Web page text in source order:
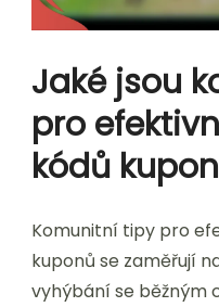
Jaké jsou
pro
kódů
Komunitní tipy pro
kuponů se zaměřují
vyhýbání se běžným